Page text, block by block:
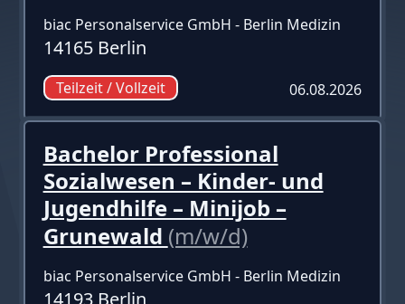
biac Personalservice GmbH - Berlin Medizin
14165 Berlin
Teilzeit / Vollzeit 06.08.2026
Bachelor Professional
Sozialwesen – Kinder- und
Jugendhilfe – Minijob –
Grunewald (m/w/d)
biac Personalservice GmbH - Berlin Medizin
14193 Berlin